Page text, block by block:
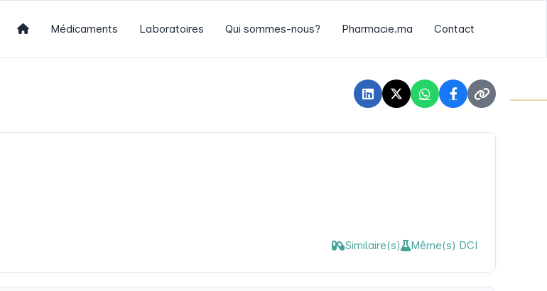
Médicaments Laboratoires Qui sommes-nous? Pharmacie.ma Contact
Similaire(s) Même(s) DCI